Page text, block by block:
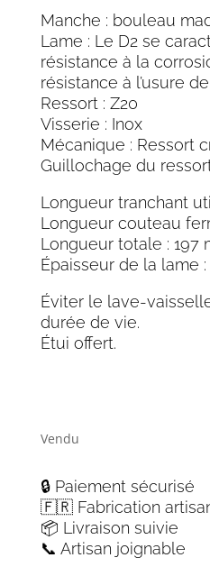
Manche : bouleau
Lame : Le D2 se
résistance à la
résistance à l’usure
Ressort : Z20
Visserie : Inox
Mécanique : Ressort
Guillochage du
Longueur tranchant
Longueur couteau
Longueur totale : 197
Épaisseur de la lame
Éviter le lave-
durée de vie.
Étui offert.
Vendu
🔒 Paiement sécurisé
🇫🇷 Fabrication
📦 Livraison suivie
📞 Artisan joignable